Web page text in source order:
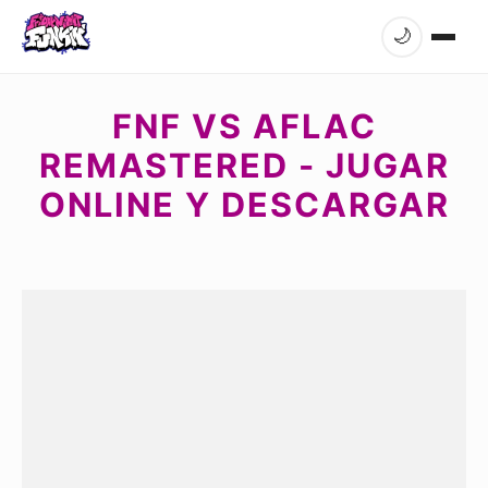
🌙
FNF VS AFLAC
REMASTERED - JUGAR
ONLINE Y DESCARGAR